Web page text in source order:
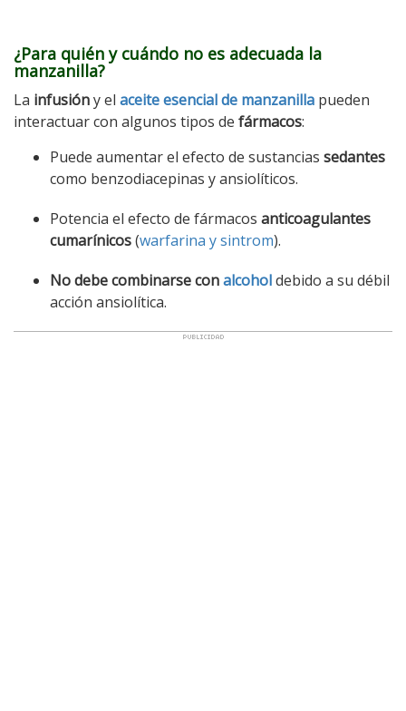
¿Para quién y cuándo no es adecuada la
manzanilla?
La infusióny el aceite esencial de manzanilla pueden
interactuar con algunos tipos de fármacos:
Puede aumentar el efecto de sustancias sedantes
como benzodiacepinas y ansiolíticos.
Potencia el efecto de fármacos anticoagulantes
cumarínicos(warfarina y sintrom).
No debe combinarse conalcoholdebido a su débil
acción ansiolítica.